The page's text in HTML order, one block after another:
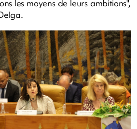
les moyens de leurs ambitions",